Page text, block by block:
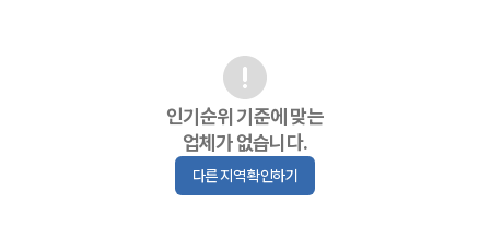
인기순위 기준에 맞는
업체가 없습니다.
다른 지역 확인하기